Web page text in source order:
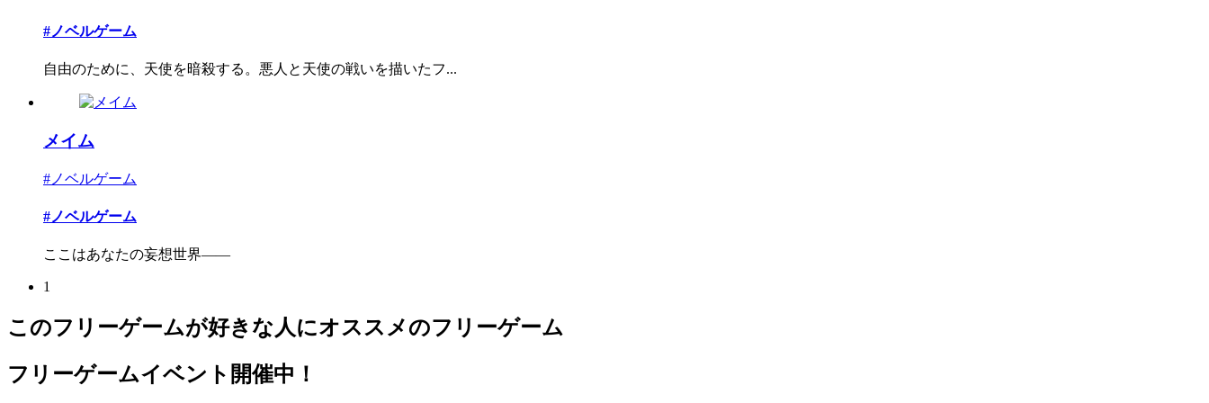
#ノベルゲーム
自由のために、天使を暗殺する。悪人と天使の戦いを描いたフ...
メイム
#ノベルゲーム
#ノベルゲーム
ここはあなたの妄想世界――
1
このフリーゲームが好きな人にオススメのフリーゲーム
フリーゲームイベント開催中！